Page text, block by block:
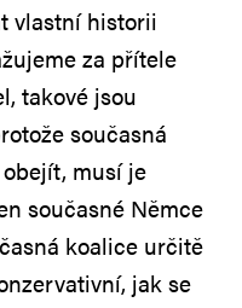
vlastní historii
za přítele
takové jsou
současná
musí je
současné Němce
koalice určitě
jak se